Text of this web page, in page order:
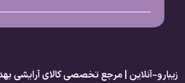
زیبارو-آنلاین | مرجع تخصصی کالای آرایشی